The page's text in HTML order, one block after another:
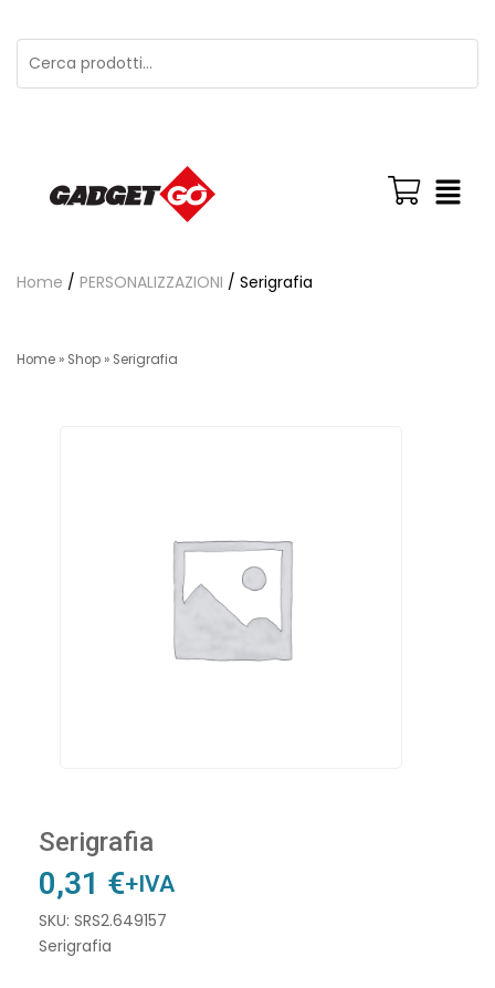
Home / PERSONALIZZAZIONI / Serigrafia
Home » Shop » Serigrafia
Serigrafia
0,31 €+IVA
SKU: SRS2.649157
Serigrafia